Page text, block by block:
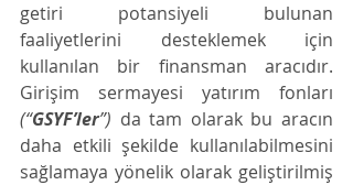
getiri potansiyeli bulunan
faaliyetlerini desteklemek için
kullanılan bir finansman aracıdır.
(“GSYF’ler”) da tam olarak bu aracın
daha etkili şekilde kullanılabilmesini
sağlamaya yönelik olarak geliştirilmiş